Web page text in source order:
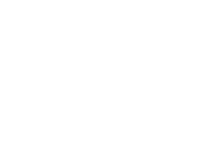
Silben zerlegen,